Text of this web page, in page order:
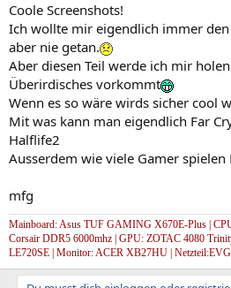
Coole Screenshots!
Ich wollte mir eigendlich immer den
aber nie getan.
Aber diesen Teil werde ich mir
Überirdisches vorkommt
Wenn es so wäre wirds sicher cool
Mit was kann man eigendlich Far
Halflife2
Ausserdem wie viele Gamer spielen
mfg
Mainboard: Asus TUF GAMING X670E-Plus |
Corsair DDR5 6000mhz | GPU: ZOTAC 4080
LE720SE | Monitor: ACER XB27HU |